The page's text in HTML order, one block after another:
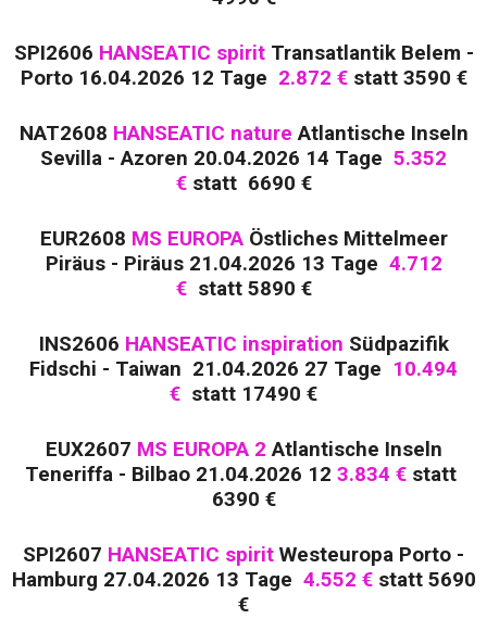
SPI2606 HANSEATIC spiritTransatlantik Belem -
Porto 16.04.2026 12 Tage 2.872 € statt 3590 €
NAT2608 HANSEATIC nature Atlantische Inseln
Sevilla - Azoren 20.04.2026 14 Tage 5.352
€ statt 6690 €
EUR2608 MS EUROPAÖstliches Mittelmeer
Piräus - Piräus 21.04.2026 13 Tage 4.712
€ statt 5890 €
INS2606 HANSEATIC inspiration Südpazifik
Fidschi - Taiwan 21.04.2026 27 Tage 10.494
€ statt 17490 €
EUX2607 MS EUROPA 2 Atlantische Inseln
Teneriffa - Bilbao 21.04.2026 12 3.834 € statt
6390 €
SPI2607 HANSEATIC spirit Westeuropa Porto -
Hamburg 27.04.2026 13 Tage 4.552 €statt 5690
€